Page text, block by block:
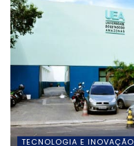
TECNOLOGIA E INOVAÇÃO